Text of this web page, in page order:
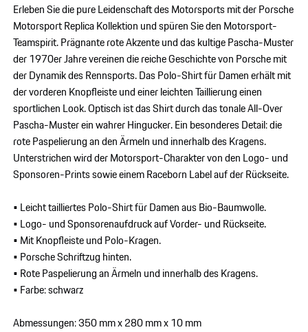
Erleben Sie die pure Leidenschaft des Motorsports mit der Porsche
Motorsport Replica Kollektion und spüren Sie den Motorsport-
Teamspirit. Prägnante rote Akzente und das kultige Pascha-Muster
der 1970er Jahre vereinen die reiche Geschichte von Porsche mit
der Dynamik des Rennsports. Das Polo-Shirt für Damen erhält mit
der vorderen Knopfleiste und einer leichten Taillierung einen
sportlichen Look. Optisch ist das Shirt durch das tonale All-Over
Pascha-Muster ein wahrer Hingucker. Ein besonderes Detail: die
rote Paspelierung an den Ärmeln und innerhalb des Kragens.
Unterstrichen wird der Motorsport-Charakter von den Logo- und
Sponsoren-Prints sowie einem Raceborn Label auf der Rückseite.
• Leicht tailliertes Polo-Shirt für Damen aus Bio-Baumwolle.
• Logo- und Sponsorenaufdruck auf Vorder- und Rückseite.
• Mit Knopfleiste und Polo-Kragen.
• Porsche Schriftzug hinten.
• Rote Paspelierung an Ärmeln und innerhalb des Kragens.
• Farbe: schwarz
Abmessungen: 350 mm x 280 mm x 10 mm